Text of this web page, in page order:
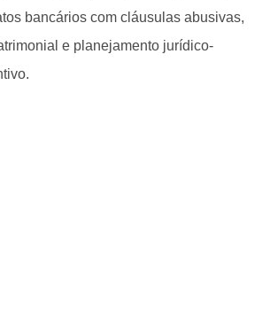
bancários com cláusulas abusivas,
e planejamento jurídico-